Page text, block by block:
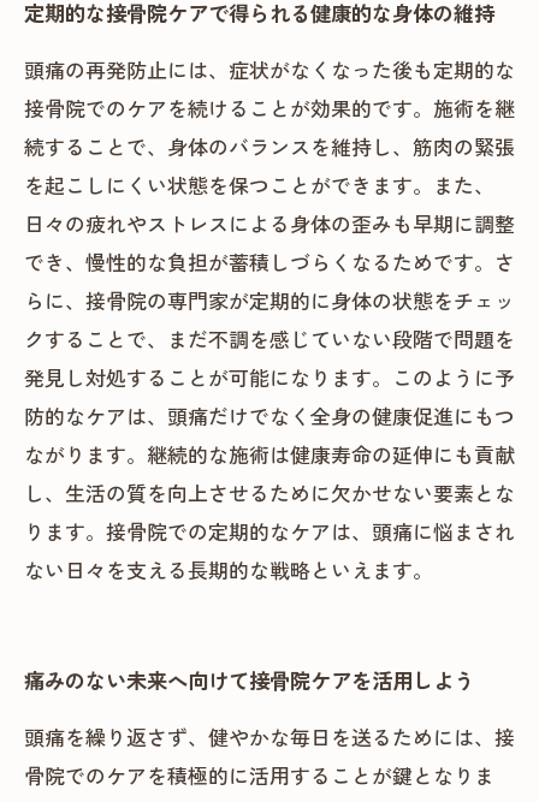
定期的な接骨院ケアで得られる健康的な身体の維持
頭痛の再発防止には、症状がなくなった後も定期的な
接骨院でのケアを続けることが効果的です。施術を継
続することで、身体のバランスを維持し、筋肉の緊張
を起こしにくい状態を保つことができます。また、
日々の疲れやストレスによる身体の歪みも早期に調整
でき、慢性的な負担が蓄積しづらくなるためです。さ
らに、接骨院の専門家が定期的に身体の状態をチェッ
クすることで、まだ不調を感じていない段階で問題を
発見し対処することが可能になります。このように予
防的なケアは、頭痛だけでなく全身の健康促進にもつ
ながります。継続的な施術は健康寿命の延伸にも貢献
し、生活の質を向上させるために欠かせない要素とな
ります。接骨院での定期的なケアは、頭痛に悩まされ
ない日々を支える長期的な戦略といえます。
痛みのない未来へ向けて接骨院ケアを活用しよう
頭痛を繰り返さず、健やかな毎日を送るためには、接
骨院でのケアを積極的に活用することが鍵となりま